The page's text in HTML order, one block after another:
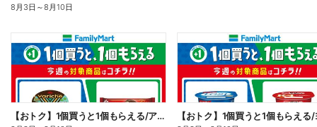
8月3日 ～8月10日
【おトク】1個買うと1個もらえる/アイス